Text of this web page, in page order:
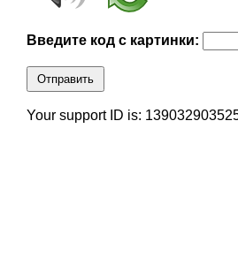
Введите код с картинки:
Отправить
Your support ID is: